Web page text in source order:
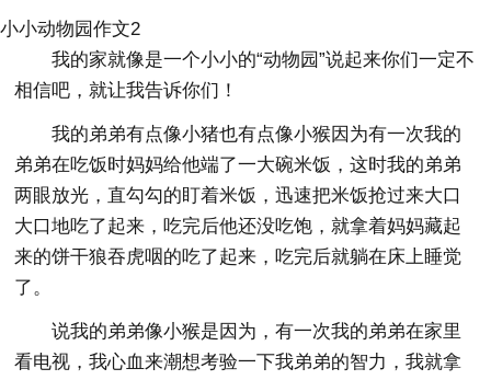
小小动物园作文2
我的家就像是一个小小的“动物园”说起来你们一定不
相信吧，就让我告诉你们！
我的弟弟有点像小猪也有点像小猴因为有一次我的
弟弟在吃饭时妈妈给他端了一大碗米饭，这时我的弟弟
两眼放光，直勾勾的盯着米饭，迅速把米饭抢过来大口
大口地吃了起来，吃完后他还没吃饱，就拿着妈妈藏起
来的饼干狼吞虎咽的吃了起来，吃完后就躺在床上睡觉
了。
说我的弟弟像小猴是因为，有一次我的弟弟在家里
看电视，我心血来潮想考验一下我弟弟的智力，我就拿